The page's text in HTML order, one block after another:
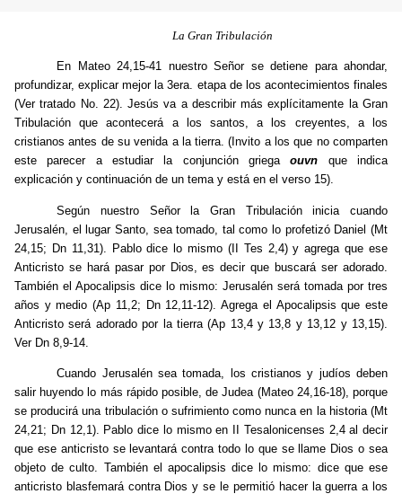
La Gran Tribulación
En Mateo 24,15-41 nuestro Señor se detiene para ahondar,
profundizar, explicar mejor la 3era. etapa de los acontecimientos finales
(Ver tratado No. 22). Jesús va a describir más explícitamente la Gran
Tribulación que acontecerá a los santos, a los creyentes, a los
cristianos antes de su venida a la tierra. (Invito a los que no comparten
este parecer a estudiar la conjunción griegaouvn que indica
explicación y continuación de un tema y está en el verso 15).
Según nuestro Señor la Gran Tribulación inicia cuando
Jerusalén, el lugar Santo, sea tomado, tal como lo profetizó Daniel (Mt
24,15; Dn 11,31). Pablo dice lo mismo (II Tes 2,4) y agrega que ese
Anticristo se hará pasar por Dios, es decir que buscará ser adorado.
También el Apocalipsis dice lo mismo: Jerusalén será tomada por tres
años y medio (Ap 11,2; Dn 12,11-12). Agrega el Apocalipsis que este
Anticristo será adorado por la tierra (Ap 13,4 y 13,8 y 13,12 y 13,15).
Ver Dn 8,9-14.
Cuando Jerusalén sea tomada, los cristianos y judíos deben
salir huyendo lo más rápido posible, de Judea (Mateo 24,16-18), porque
se producirá una tribulación o sufrimiento como nunca en la historia (Mt
24,21; Dn 12,1). Pablo dice lo mismo en II Tesalonicenses 2,4 al decir
que ese anticristo se levantará contra todo lo que se llame Dios o sea
objeto de culto. También el apocalipsis dice lo mismo: dice que ese
anticristo blasfemará contra Dios y se le permitió hacer la guerra a los